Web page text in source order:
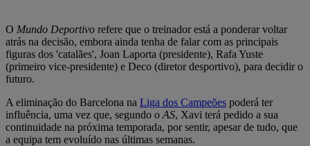
O Mundo Deportivo refere que o treinador está a ponderar voltar
atrás na decisão, embora ainda tenha de falar com as principais
figuras dos 'catalães', Joan Laporta (presidente), Rafa Yuste
(primeiro vice-presidente) e Deco (diretor desportivo), para decidir o
futuro.
A eliminação do Barcelona na Liga dos Campeões poderá ter
influência, uma vez que, segundo o AS, Xavi terá pedido a sua
continuidade na próxima temporada, por sentir, apesar de tudo, que
a equipa tem evoluído nas últimas semanas.